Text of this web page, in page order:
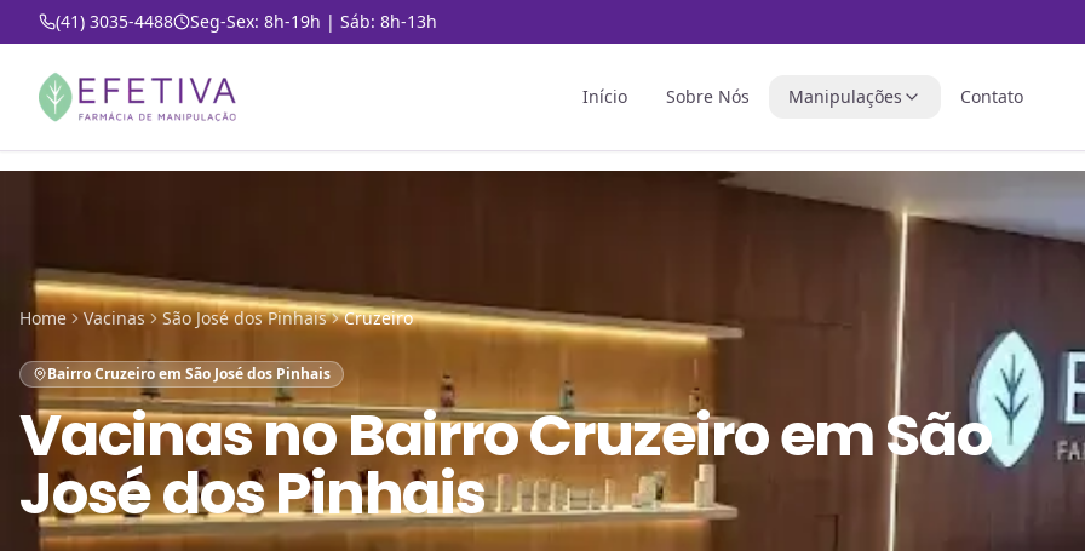
(41) 3035-4488 Seg-Sex: 8h-19h | Sáb: 8h-13h
Início Sobre Nós Manipulações Contato
Home Vacinas São José dos Pinhais Cruzeiro
Bairro Cruzeiro em São José dos Pinhais
VacinasnoBairro Cruzeiro em São
José dos Pinhais